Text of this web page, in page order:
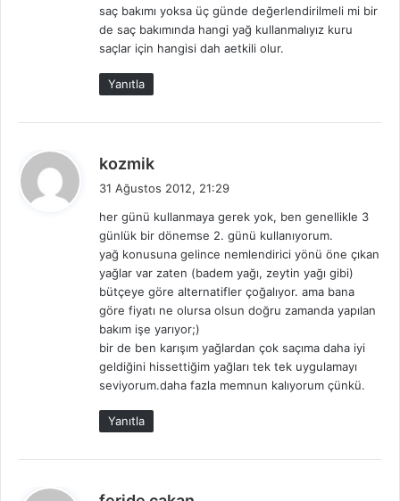
saç bakımı yoksa üç günde değerlendirilmeli mi bir
de saç bakımında hangi yağ kullanmalıyız kuru
saçlar için hangisi dah aetkili olur.
Yanıtla
kozmik
i
k
i
31 Ağustos 2012, 21:29
her günü kullanmaya gerek yok, ben genellikle 3
günlük bir dönemse 2. günü kullanıyorum.
yağ konusuna gelince nemlendirici yönü öne çıkan
yağlar var zaten (badem yağı, zeytin yağı gibi)
bütçeye göre alternatifler çoğalıyor. ama bana
göre fiyatı ne olursa olsun doğru zamanda yapılan
bakım işe yarıyor;)
bir de ben karışım yağlardan çok saçıma daha iyi
geldiğini hissettiğim yağları tek tek uygulamayı
seviyorum.daha fazla memnun kalıyorum çünkü.
Yanıtla